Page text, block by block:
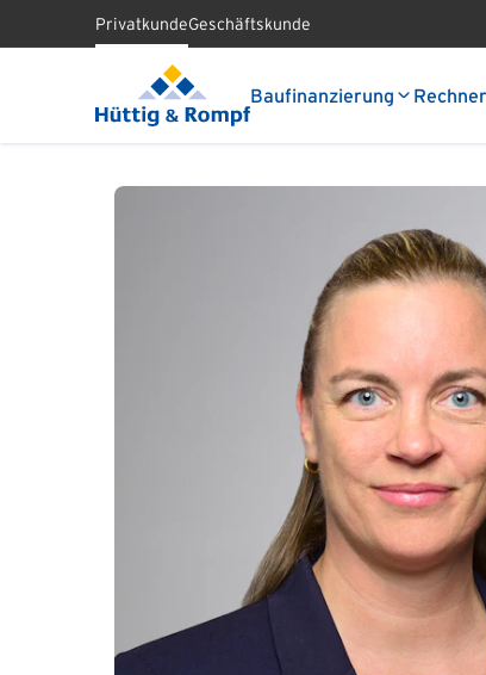
PrivatkundeGeschäftskunde
Baufinanzierung Rechner